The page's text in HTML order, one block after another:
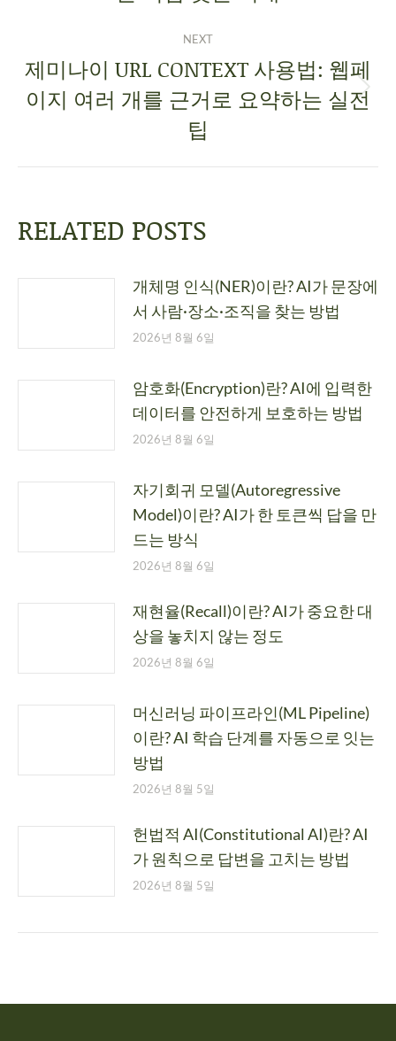
NEXT
제미나이 URL CONTEXT 사용법: 웹페
이지 여러 개를 근거로 요약하는 실전
팁
RELATED POSTS
개체명 인식(NER)이란? AI가 문장에
서 사람·장소·조직을 찾는 방법
2026년 8월 6일
암호화(Encryption)란? AI에 입력한
데이터를 안전하게 보호하는 방법
2026년 8월 6일
자기회귀 모델(Autoregressive
Model)이란? AI가 한 토큰씩 답을 만
드는 방식
2026년 8월 6일
재현율(Recall)이란? AI가 중요한 대
상을 놓치지 않는 정도
2026년 8월 6일
머신러닝 파이프라인(ML Pipeline)
이란? AI 학습 단계를 자동으로 잇는
방법
2026년 8월 5일
헌법적 AI(Constitutional AI)란? AI
가 원칙으로 답변을 고치는 방법
2026년 8월 5일